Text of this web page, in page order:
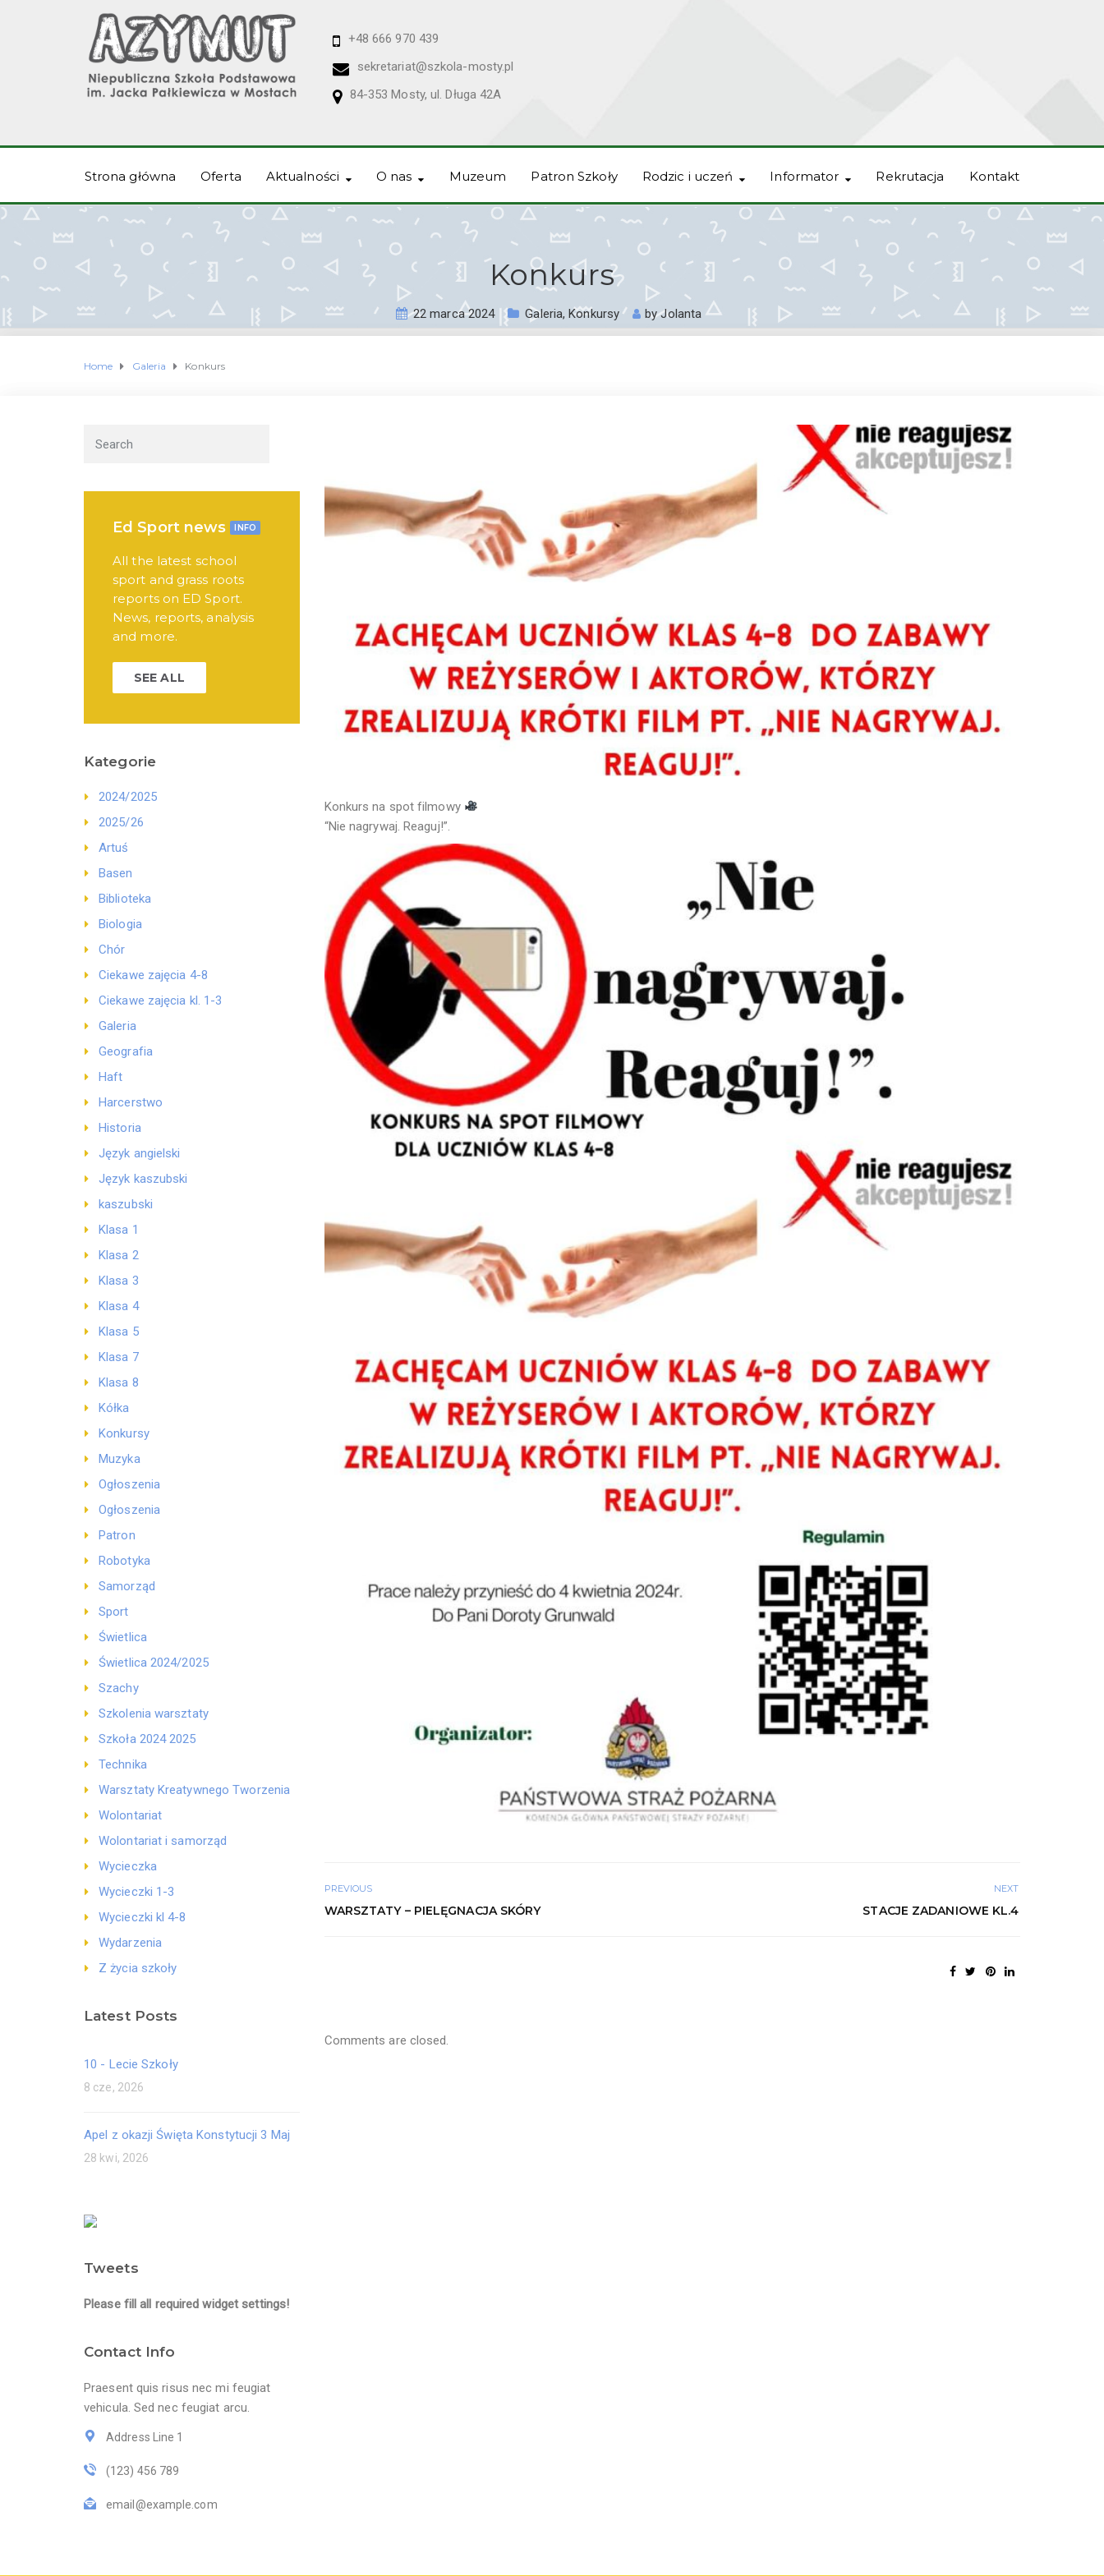
+48 666 970 439
sekretariat@szkola-mosty.pl
84-353 Mosty, ul. Długa 42A
Strona główna Oferta Aktualności O nas Muzeum Patron Szkoły Rodzic i uczeń Informator Rekrutacja Kontakt
Konkurs
22 marca 2024 Galeria,Konkursy byJolanta
Home Galeria Konkurs
Ed Sport news INFO
All the latest school
sport and grass roots
reports on ED Sport.
News, reports, analysis
and more.
SEE ALL
Kategorie
2024/2025
2025/26
Artuś
Basen
Biblioteka
Biologia
Chór
Ciekawe zajęcia 4-8
Ciekawe zajęcia kl. 1-3
Galeria
Geografia
Haft
Harcerstwo
Historia
Język angielski
Język kaszubski
kaszubski
Klasa 1
Klasa 2
Klasa 3
Klasa 4
Klasa 5
Klasa 7
Klasa 8
Kółka
Konkursy
Muzyka
Ogłoszenia
Ogłoszenia
Patron
Robotyka
Samorząd
Sport
Świetlica
Świetlica 2024/2025
Szachy
Szkolenia warsztaty
Szkoła 2024 2025
Technika
Warsztaty Kreatywnego Tworzenia
Wolontariat
Wolontariat i samorząd
Wycieczka
Wycieczki 1-3
Wycieczki kl 4-8
Wydarzenia
Z życia szkoły
Latest Posts
10 - Lecie Szkoły
8 cze, 2026
Apel z okazji Święta Konstytucji 3 Maj
28 kwi, 2026
Tweets
Please fill all required widget settings!
Contact Info
Praesent quis risus nec mi feugiat
vehicula. Sed nec feugiat arcu.
Address Line 1
(123) 456 789
email@example.com
Konkurs na spot filmowy
“Nie nagrywaj. Reaguj!”.
PREVIOUS
WARSZTATY – PIELĘGNACJA SKÓRY
NEXT
STACJE ZADANIOWE KL.4
Comments are closed.